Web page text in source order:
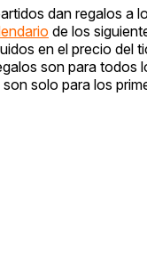
dan regalos a
de los
en el precio del
son para todos
solo para los